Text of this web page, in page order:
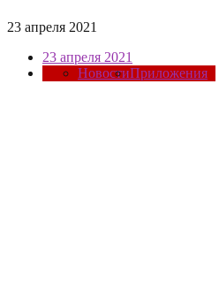
23 апреля 2021
23 апреля 2021
НовостиПриложения